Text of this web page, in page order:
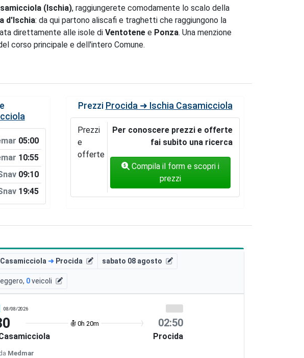
(Ischia), raggiungerete comodamente lo scalo della
d'Ischia: da qui partono aliscafi e traghetti che raggiungono la
direttamente alle isole di Ventotene e Ponza. Una menzione
corso principale e dell'intero Comune.
05:00
10:55
09:10
19:45
Prezzi Procida ➜ Ischia Casamicciola
Prezzi
e
offerte
Per conoscere prezzi e offerte
fai subito una ricerca
Compila il form e scopri i
prezzi
Casamicciola ➜ Procida sabato 08 agosto
, 0veicoli
08/08/2026
0h 20m 02:50
Procida
Medmar